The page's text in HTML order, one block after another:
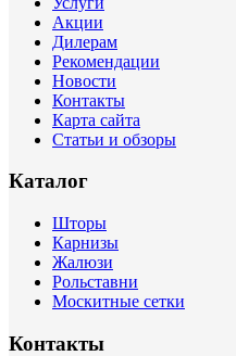
Акции
Дилерам
Рекомендации
Новости
Контакты
Карта сайта
Статьи и обзоры
Каталог
Шторы
Карнизы
Жалюзи
Рольставни
Москитные сетки
Контакты